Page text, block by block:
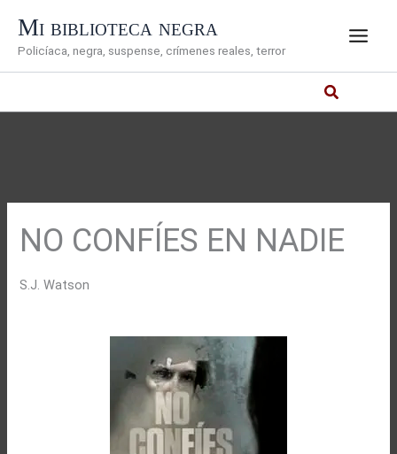
contenido
Mi biblioteca negra
Policíaca, negra, suspense, crímenes reales, terror
NO CONFÍES EN NADIE
S.J. Watson